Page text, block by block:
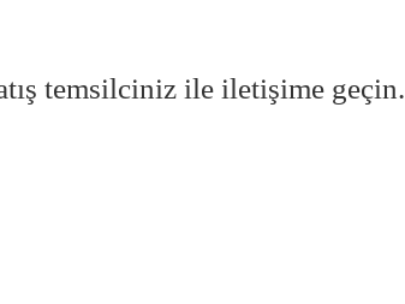
temsilciniz ile iletişime geçin.